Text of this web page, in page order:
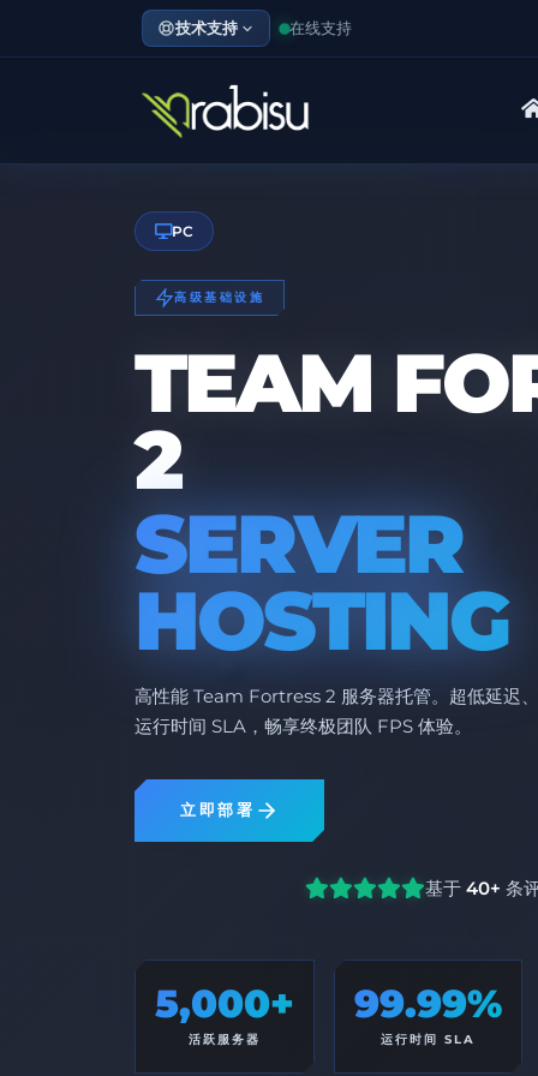
技术支持 在线支持
PC
高级基础设施
TEAM
2
SERVER
HOSTING
高性能 Team Fortress 2 服务器托管。超低延迟
运行时间 SLA，畅享终极团队 FPS 体验。
立即部署
基于 40+ 条
5,000+
活跃服务器
99.99%
运行时间 SLA